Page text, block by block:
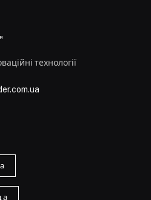
технології